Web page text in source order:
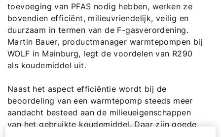
toevoeging van PFAS nodig hebben, werken ze
bovendien efficiënt, milieuvriendelijk, veilig en
duurzaam in termen van de F-gasverordening.
Martin Bauer, productmanager warmtepompen bij
WOLF in Mainburg, legt de voordelen van R290
als koudemiddel uit.
Naast het aspect efficiëntie wordt bij de
beoordeling van een warmtepomp steeds meer
aandacht besteed aan de milieueigenschappen
van het gebruikte koudemiddel. Daar zijn goede